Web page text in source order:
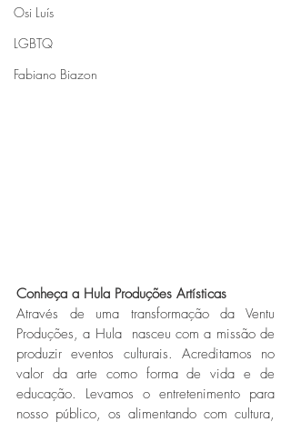
Osi Luís
LGBTQ
Fabiano Biazon
Conheça a Hula Produções Artísticas
Através de uma transformação da Ventu
Produções, a Hula  nasceu com a missão de
produzir eventos culturais. Acreditamos no
valor da arte como forma de vida e de
educação. Levamos o entretenimento para
nosso público, os alimentando com cultura,